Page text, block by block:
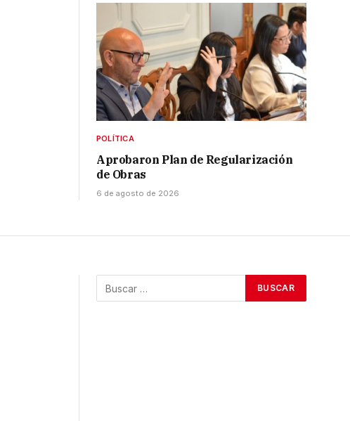
POLÍTICA
Aprobaron Plan de Regularización
de Obras
6 de agosto de 2026